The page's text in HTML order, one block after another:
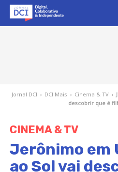
Jornal DCI › DCI Mais › Cinema & TV ›
descobrir que é
CINEMA & TV
Jerônimo em
ao Sol vai